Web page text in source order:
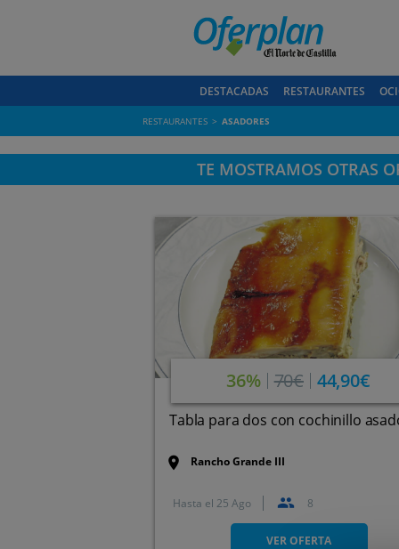
DESTACADAS RESTAURANTES
RESTAURANTES ASADORES
TE MOSTRAMOS OTRAS
36% 70€ 44,90€
Tabla para dos con cochinillo
Rancho Grande III
Av Portugal, 9, 47100.
Tordesillas. Valladolid
Hasta el 25 Ago 8
VER OFERTA